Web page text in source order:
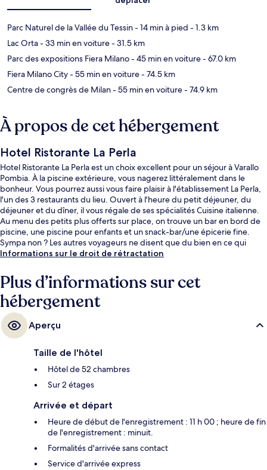
Parc Naturel de la Vallée du Tessin- 14 min à pied - 1.3 km
Lac Orta- 33 min en voiture- 31.5 km
Parc des expositions Fiera Milano- 45 min en voiture- 67.0 km
Fiera Milano City- 55 min en voiture- 74.5 km
Centre de congrès de Milan- 55 min en voiture- 74.9 km
À propos de cet hébergement
Hotel Ristorante La Perla
Hotel Ristorante La Perla est un choix excellent pour un séjour à Varallo
Pombia. À la piscine extérieure, vous nagerez littéralement dans le
bonheur. Vous pourrez aussi vous faire plaisir à l'établissement La Perla,
l'un des 3 restaurants du lieu. Ouvert à l'heure du petit déjeuner, du
déjeuner et du dîner, il vous régale de ses spécialités Cuisine italienne.
Au menu des petits plus offerts sur place, on trouve un bar en bord de
piscine, une piscine pour enfants et un snack-bar/une épicerie fine.
Sympa non ? Les autres voyageurs ne disent que du bien en ce qui
concerne le personnel attentionné.
Informations sur le droit de rétractation
Plus d’informations sur cet
hébergement
Aperçu
Taille de l'hôtel
Hôtel de 52 chambres
Sur 2 étages
Arrivée et départ
Heure de début de l'enregistrement : 11 h 00 ; heure de fin
de l'enregistrement : minuit.
Formalités d'arrivée sans contact
Service d'arrivée express